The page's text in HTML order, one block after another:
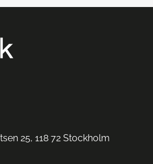
25, 118 72 Stockholm